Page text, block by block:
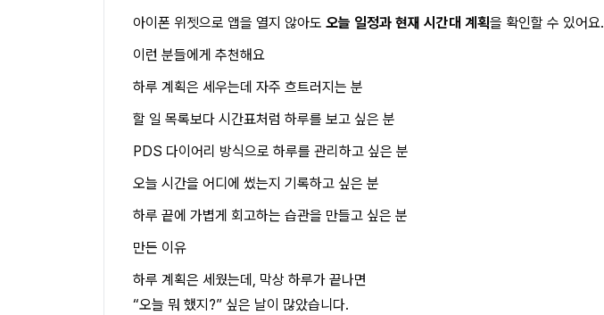
아이폰 위젯으로 앱을 열지 않아도 오늘 일정과 현재 시간대 계획을 확인할 수 있어요.
이런 분들에게 추천해요
하루 계획은 세우는데 자주 흐트러지는 분
할 일 목록보다 시간표처럼 하루를 보고 싶은 분
PDS 다이어리 방식으로 하루를 관리하고 싶은 분
오늘 시간을 어디에 썼는지 기록하고 싶은 분
하루 끝에 가볍게 회고하는 습관을 만들고 싶은 분
만든 이유
하루 계획은 세웠는데, 막상 하루가 끝나면
“오늘 뭐 했지?” 싶은 날이 많았습니다.